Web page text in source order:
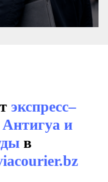
экспресс–
Антигуа и
в